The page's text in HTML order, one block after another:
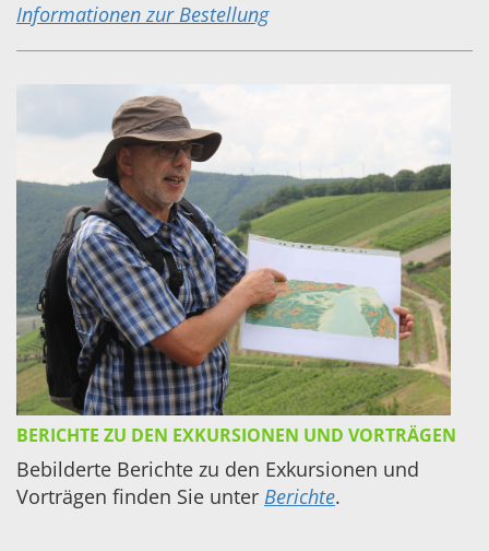
Informationen zur Bestellung
BERICHTE ZU DEN EXKURSIONEN UND VORTRÄGEN
Bebilderte Berichte zu den Exkursionen und
Vorträgen finden Sie unter Berichte.